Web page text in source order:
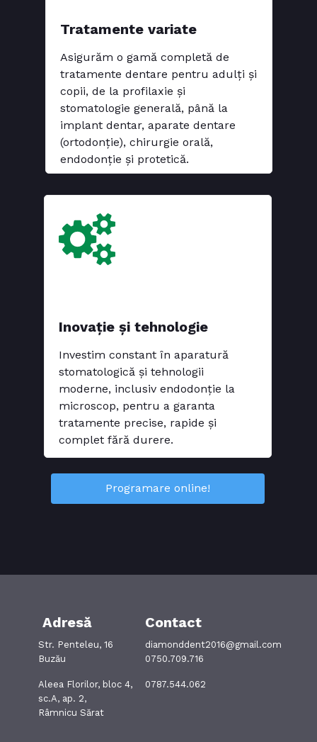
Programare online!
Tratamente variate
Asigurăm o gamă completă de
tratamente dentare pentru adulți și
copii, de la profilaxie și
stomatologie generală, până la
implant dentar, aparate dentare
(ortodonție), chirurgie orală,
endodonție și protetică.
Inovație și tehnologie
Investim constant în aparatură
stomatologică și tehnologii
moderne, inclusiv endodonție la
microscop, pentru a garanta
tratamente precise, rapide și
complet fără durere.
Adresă
Str. Penteleu, 16
Buzău
Aleea Florilor, bloc 4,
sc.A, ap. 2,
Râmnicu Sărat
Contact
diamonddent2016@gmail.com
0750.709.716
0787.544.062